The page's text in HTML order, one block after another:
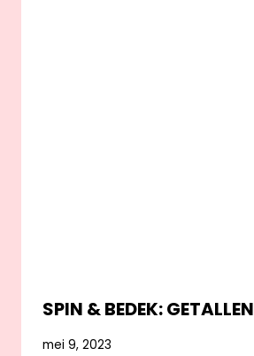
SPIN & BEDEK: GETALLEN
mei 9, 2023